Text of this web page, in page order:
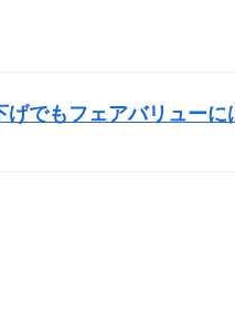
げでもフェアバリューに